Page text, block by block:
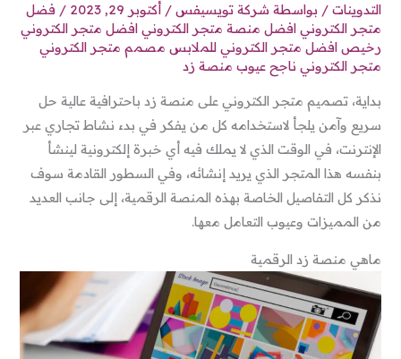
التدوينات / بواسطة شركة تويسيفس/ أكتوبر 29, 2023 / فضل
متجر الكتروني افضل منصة متجر الكتروني افضل متجر الكتروني
رخيص افضل متجر الكتروني للملابس مصمم متجر الكتروني
متجر الكتروني ناجح عيوب منصة زد
بداية، تصميم متجر الكتروني على منصة زد باحترافية عالية حل
سريع وآمن يلجأ لاستخدامه كل من يفكر في بدء نشاط تجاري عبر
الإنترنت، في الوقت الذي لا يملك فيه أي خبرة إلكترونية لينشأ
بنفسه هذا المتجر الذي يريد إنشائه، وفي السطور القادمة سوف
نذكر كل التفاصيل الخاصة بهذه المنصة الرقمية، إلى جانب العديد
من المميزات وعيوب التعامل معها.
ماهي منصة زد الرقمية